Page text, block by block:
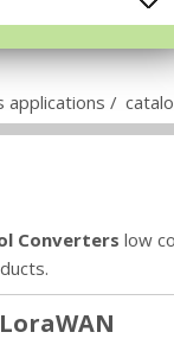
applications /
Converters low
LoraWAN